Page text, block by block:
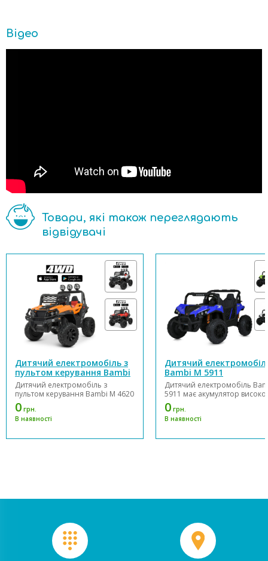
Відео
Товари, які також переглядають
відвідувачі
Дитячий електромобіль з
пультом керування Bambi
M 4620
Дитячий електромобіль з
пультом керування Bambi M 4620
виконаний у стильному дизайні
та обладнаний одним 2-х місним
шкіряним сидінням та 2-х
Електромобіль має 4 потужні
0 грн.
В наявності
Дитячий
Bambi M 5911
Дитячий електромобіль
5911 має акумулятор високої
ємності, забезпечує тривале
катання без необхідності
підзарядки. Ця модель
швидкість, дозволяє дитині
0 грн.
В наявності